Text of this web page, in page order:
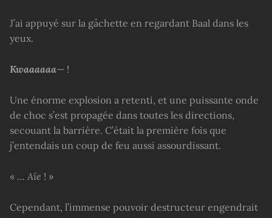
J’ai appuyé sur la gâchette en regardant Baal dans les
yeux.
Kwaaaaaa— !
Une énorme explosion a retenti, et une puissante onde
de choc s’est propagée dans toutes les directions,
secouant la barrière. C’était la première fois que
j’entendais un coup de feu aussi assourdissant.
« … Aïe ! »
Cependant, l’immense pouvoir destructeur engendrait